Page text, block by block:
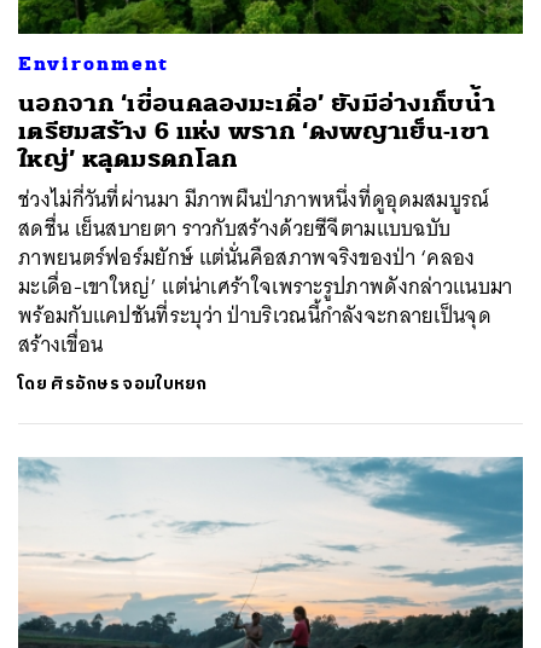
Environment
นอกจาก ‘เขื่อนคลองมะเดื่อ’ ยังมีอ่างเก็บน้ำ
เตรียมสร้าง 6 แห่ง พราก ‘ดงพญาเย็น-เขา
ใหญ่’ หลุดมรดกโลก
ช่วงไม่กี่วันที่ผ่านมา มีภาพผืนป่าภาพหนึ่งที่ดูอุดมสมบูรณ์
สดชื่น เย็นสบายตา ราวกับสร้างด้วยซีจีตามแบบฉบับ
ภาพยนตร์ฟอร์มยักษ์ แต่นั่นคือสภาพจริงของป่า ‘คลอง
มะเดื่อ-เขาใหญ่’ แต่น่าเศร้าใจเพราะรูปภาพดังกล่าวแนบมา
พร้อมกับแคปชันที่ระบุว่า ป่าบริเวณนี้กำลังจะกลายเป็นจุด
สร้างเขื่อน
โดย ศิรอักษร จอมใบหยก
ค้นหา
SHARE TWEET LINE EMAIL